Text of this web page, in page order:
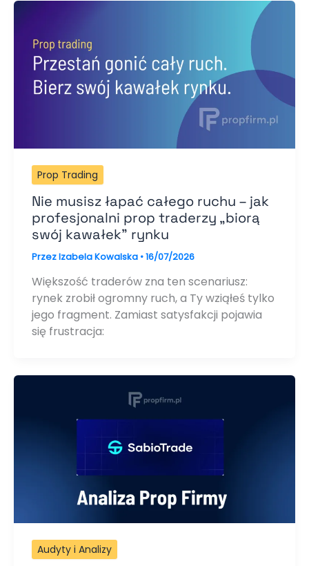
Prop Trading
Nie musisz łapać całego ruchu – jak
profesjonalni prop traderzy „biorą
swój kawałek” rynku
PrzezIzabela Kowalska •16/07/2026
Większość traderów zna ten scenariusz:
rynek zrobił ogromny ruch, a Ty wziąłeś tylko
jego fragment. Zamiast satysfakcji pojawia
się frustracja:
Audyty i Analizy